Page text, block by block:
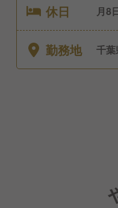
休日
月8日 ◎有給休暇 ┗10日〜20日（法定
年始休暇休暇 ＜
25
合
（
勤務地 千